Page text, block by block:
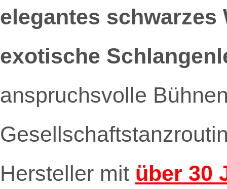
elegantes
exotische
anspruchsvolle
Hersteller mit über 30